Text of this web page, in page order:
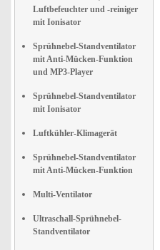
Luftbefeuchter und -reiniger
mit Ionisator
Sprühnebel-Standventilator
mit Anti-Mücken-Funktion
und MP3-Player
Sprühnebel-Standventilator
mit Ionisator
Luftkühler-Klimagerät
Sprühnebel-Standventilator
mit Anti-Mücken-Funktion
Multi-Ventilator
Ultraschall-Sprühnebel-
Standventilator